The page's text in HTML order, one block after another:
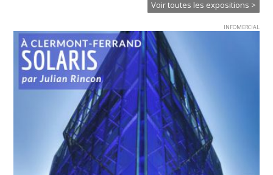
Voir toutes les expositions >
INFOMERCIAL